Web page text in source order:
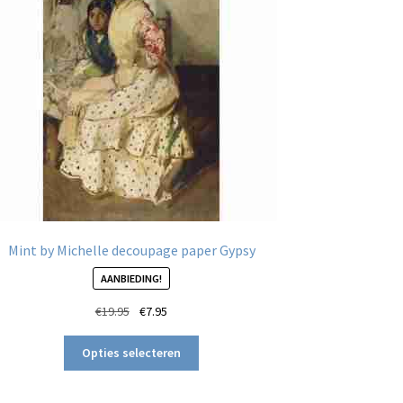
Mint by Michelle decoupage paper Gypsy
AANBIEDING!
€19.95
Oorspronkelijke
was:
€19.95.
€7.95
is:
€7.95.
Opties selecteren